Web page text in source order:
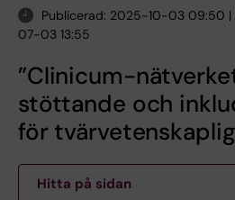
Publicerad: 2025-10-03 09:50
07-03 13:55
”Clinicum-
stöttande och
för
Hitta på sidan